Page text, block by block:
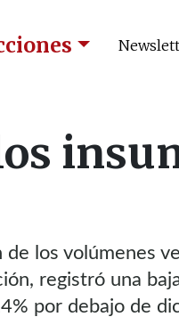
los volúmenes
registró una
por debajo de